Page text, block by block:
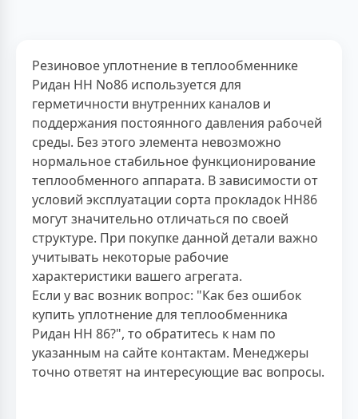
Резиновое уплотнение в теплообменнике
Ридан НН No86 используется для
герметичности внутренних каналов и
поддержания постоянного давления рабочей
среды. Без этого элемента невозможно
нормальное стабильное функционирование
теплообменного аппарата. В зависимости от
условий эксплуатации сорта прокладок НН86
могут значительно отличаться по своей
структуре. При покупке данной детали важно
учитывать некоторые рабочие
характеристики вашего агрегата.
Если у вас возник вопрос: "Как без ошибок
купить уплотнение для теплообменника
Ридан НН 86?", то обратитесь к нам по
указанным на сайте контактам. Менеджеры
точно ответят на интересующие вас вопросы.